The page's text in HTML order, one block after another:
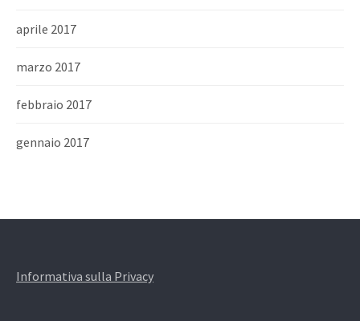
aprile 2017
marzo 2017
febbraio 2017
gennaio 2017
Informativa sulla Privacy